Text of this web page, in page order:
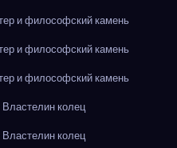
и философский камень
и философский камень
и философский камень
колец
колец